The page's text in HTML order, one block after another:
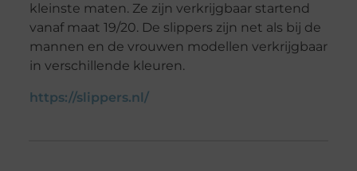
kleinste maten. Ze zijn verkrijgbaar startend
vanaf maat 19/20. De slippers zijn net als bij de
mannen en de vrouwen modellen verkrijgbaar
in verschillende kleuren.
https://slippers.nl/